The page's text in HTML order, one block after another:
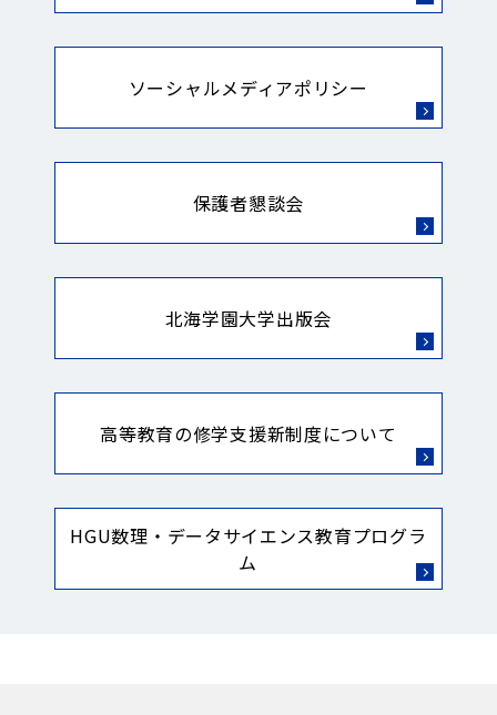
ソーシャルメディアポリシー
保護者懇談会
北海学園大学出版会
高等教育の修学支援新制度について
HGU数理・データサイエンス教育プログラ
ム